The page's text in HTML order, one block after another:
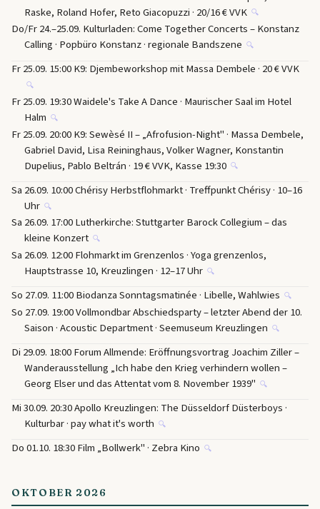
Raske, Roland Hofer, Reto Giacopuzzi · 20/16 € VVK 🔍
Do/Fr 24.–25.09. Kulturladen: Come Together Concerts – Konstanz
Calling · Popbüro Konstanz · regionale Bandszene 🔍
Fr 25.09. 15:00 K9: Djembeworkshop mit Massa Dembele · 20 € VVK
🔍
Fr 25.09. 19:30 Waidele's Take A Dance · Maurischer Saal im Hotel
Halm 🔍
Fr 25.09. 20:00 K9: Sewèsé II – „Afrofusion-Night" · Massa Dembele,
Gabriel David, Lisa Reininghaus, Volker Wagner, Konstantin
Dupelius, Pablo Beltrán · 19 € VVK, Kasse 19:30 🔍
Sa 26.09. 10:00 Chérisy Herbstflohmarkt · Treffpunkt Chérisy · 10–16
Uhr 🔍
Sa 26.09. 17:00 Lutherkirche: Stuttgarter Barock Collegium – das
kleine Konzert 🔍
Sa 26.09. 12:00 Flohmarkt im Grenzenlos · Yoga grenzenlos,
Hauptstrasse 10, Kreuzlingen · 12–17 Uhr 🔍
So 27.09. 11:00 Biodanza Sonntagsmatinée · Libelle, Wahlwies 🔍
So 27.09. 19:00 Vollmondbar Abschiedsparty – letzter Abend der 10.
Saison · Acoustic Department · Seemuseum Kreuzlingen 🔍
Di 29.09. 18:00 Forum Allmende: Eröffnungsvortrag Joachim Ziller –
Wanderausstellung „Ich habe den Krieg verhindern wollen –
Georg Elser und das Attentat vom 8. November 1939" 🔍
Mi 30.09. 20:30 Apollo Kreuzlingen: The Düsseldorf Düsterboys ·
Kulturbar · pay what it's worth 🔍
Do 01.10. 18:30 Film „Bollwerk" · Zebra Kino 🔍
OKTOBER 2026